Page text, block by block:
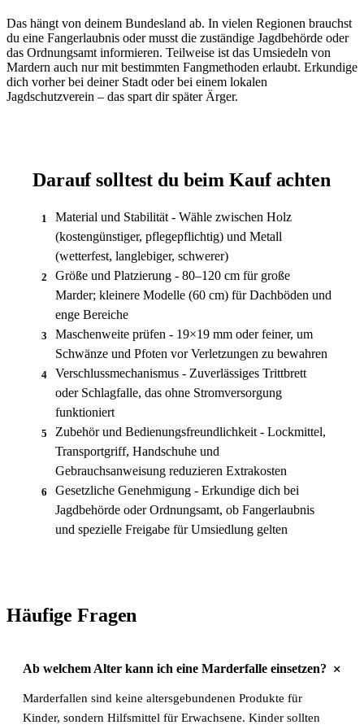
Das hängt von deinem Bundesland ab. In vielen Regionen brauchst
du eine Fangerlaubnis oder musst die zuständige Jagdbehörde oder
das Ordnungsamt informieren. Teilweise ist das Umsiedeln von
Mardern auch nur mit bestimmten Fangmethoden erlaubt. Erkundige
dich vorher bei deiner Stadt oder bei einem lokalen
Jagdschutzverein – das spart dir später Ärger.
Darauf solltest du beim Kauf achten
1
Material und Stabilität - Wähle zwischen Holz
(kostengünstiger, pflegepflichtig) und Metall
(wetterfest, langlebiger, schwerer)
2
Größe und Platzierung - 80–120 cm für große
Marder; kleinere Modelle (60 cm) für Dachböden und
enge Bereiche
3
Maschenweite prüfen - 19×19 mm oder feiner, um
Schwänze und Pfoten vor Verletzungen zu bewahren
4
Verschlussmechanismus - Zuverlässiges Trittbrett
oder Schlagfalle, das ohne Stromversorgung
funktioniert
5
Zubehör und Bedienungsfreundlichkeit - Lockmittel,
Transportgriff, Handschuhe und
Gebrauchsanweisung reduzieren Extrakosten
6
Gesetzliche Genehmigung - Erkundige dich bei
Jagdbehörde oder Ordnungsamt, ob Fangerlaubnis
und spezielle Freigabe für Umsiedlung gelten
Häufige Fragen
Ab welchem Alter kann ich eine Marderfalle einsetzen? +
Marderfallen sind keine altersgebundenen Produkte für
Kinder, sondern Hilfsmittel für Erwachsene. Kinder sollten